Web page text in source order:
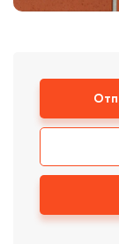
смеси